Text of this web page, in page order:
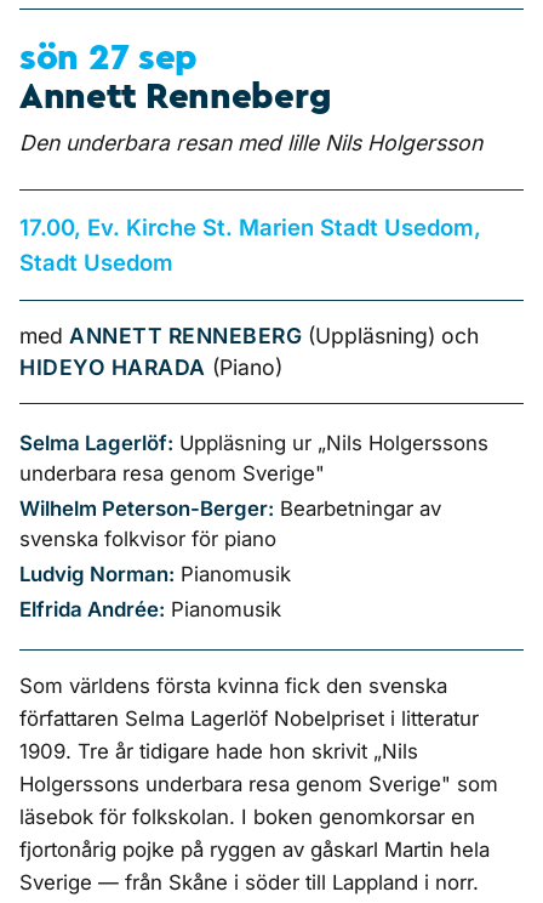
sön 27 sep
Annett Renneberg
Den underbara resan med lille Nils Holgersson
17.00, Ev. Kirche St. Marien Stadt Usedom,
Stadt Usedom
med ANNETT RENNEBERG (Uppläsning) och
HIDEYO HARADA (Piano)
Selma Lagerlöf: Uppläsning ur „Nils Holgerssons
underbara resa genom Sverige"
Wilhelm Peterson-Berger: Bearbetningar av
svenska folkvisor för piano
Ludvig Norman: Pianomusik
Elfrida Andrée: Pianomusik
Som världens första kvinna fick den svenska
författaren Selma Lagerlöf Nobelpriset i litteratur
1909. Tre år tidigare hade hon skrivit „Nils
Holgerssons underbara resa genom Sverige" som
läsebok för folkskolan. I boken genomkorsar en
fjortonårig pojke på ryggen av gåskarl Martin hela
Sverige — från Skåne i söder till Lappland i norr.